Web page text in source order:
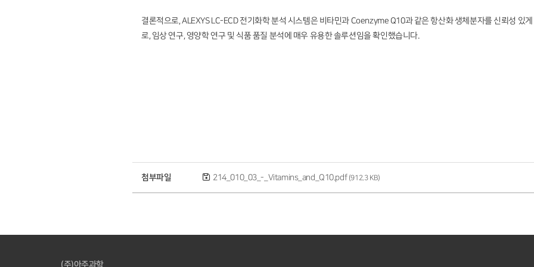
결론적으로, ALEXYS LC-ECD 전기화학 분석 시스템은 비타민과 Coenzyme Q10과 같은 항산화 생체분자를 신뢰성 있
로, 임상 연구, 영양학 연구 및 식품 품질 분석에 매우 유용한 솔루션임을 확인했습니다.
첨부파일 214_010_03_-_Vitamins_and_Q10.pdf (912.3 KB)
(주)아주과학